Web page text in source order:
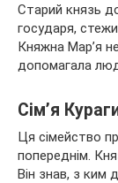
Старий князь
государя,
Княжна Мар’я
допомагала
Сім’я
Ця сімейство
попереднім.
Він знав, з ким